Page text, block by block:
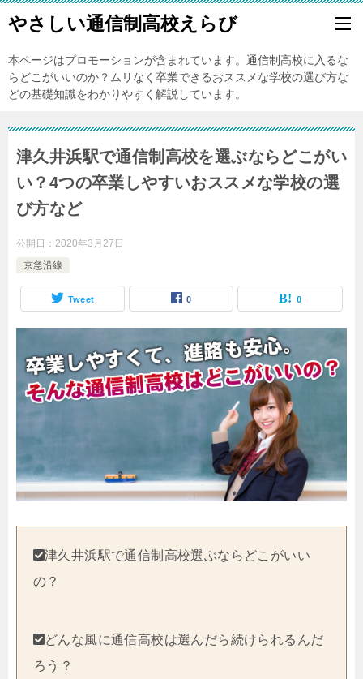
やさしい通信制高校えらび
本ページはプロモーションが含まれています。通信制高校に入るな
らどこがいいのか？ムリなく卒業できるおススメな学校の選び方な
どの基礎知識をわかりやすく解説しています。
津久井浜駅で通信制高校を選ぶならどこがい
い？4つの卒業しやすいおススメな学校の選
び方など
公開日： 2020年3月27日
京急沿線
Tweet 0 0
津久井浜駅で通信制高校選ぶならどこがいい
の？
どんな風に通信高校は選んだら続けられるんだ
ろう？